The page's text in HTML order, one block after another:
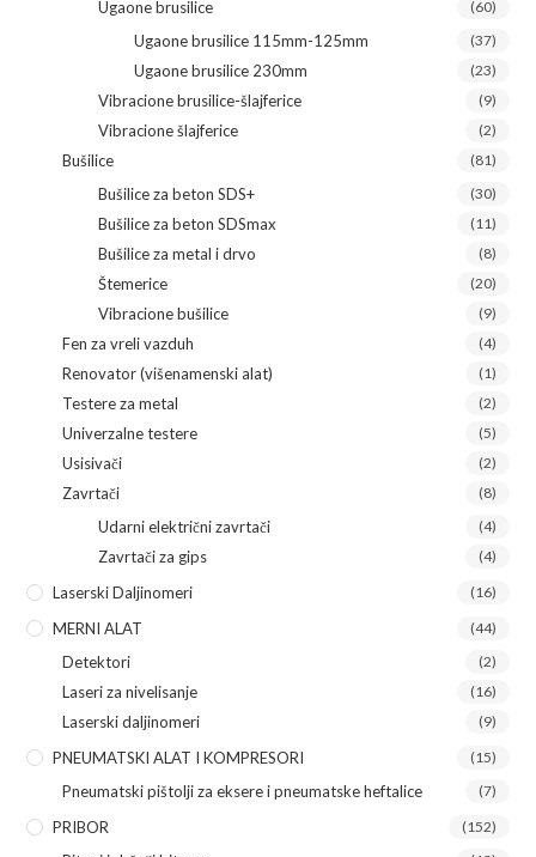
Ugaone brusilice (60)
Ugaone brusilice 115mm-125mm (37)
Ugaone brusilice 230mm (23)
Vibracione brusilice-šlajferice (9)
Vibracione šlajferice (2)
Bušilice (81)
Bušilice za beton SDS+ (30)
Bušilice za beton SDSmax (11)
Bušilice za metal i drvo (8)
Štemerice (20)
Vibracione bušilice (9)
Fen za vreli vazduh (4)
Renovator (višenamenski alat) (1)
Testere za metal (2)
Univerzalne testere (5)
Usisivači (2)
Zavrtači (8)
Udarni električni zavrtači (4)
Zavrtači za gips (4)
Laserski Daljinomeri (16)
MERNI ALAT (44)
Detektori (2)
Laseri za nivelisanje (16)
Laserski daljinomeri (9)
PNEUMATSKI ALAT I KOMPRESORI (15)
Pneumatski pištolji za eksere i pneumatske heftalice (7)
PRIBOR (152)